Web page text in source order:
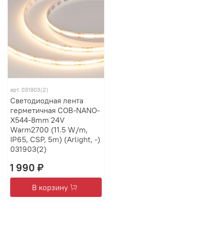
арт. 031903(2)
Светодиодная лента
герметичная COB-NANO-
X544-8mm 24V
Warm2700 (11.5 W/m,
IP65, CSP, 5m) (Arlight, -)
031903(2)
1 990 ₽
В корзину